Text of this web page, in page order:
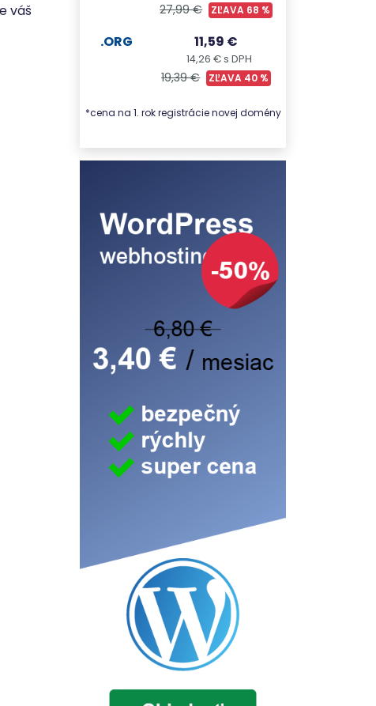
váš
27,99 € ZĽAVA 68 %
.ORG 11,59 €
14,26 € s DPH
19,39 € ZĽAVA 40 %
*cena na 1. rok registrácie novej domény